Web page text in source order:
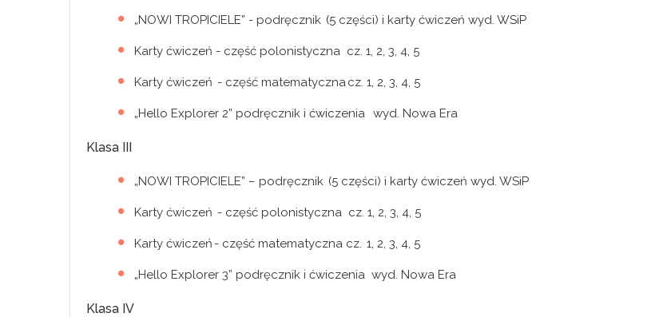
„NOWI TROPICIELE” - podręcznik (5 części) i karty ćwiczeń wyd. WSiP
Karty ćwiczeń - część polonistyczna cz. 1, 2, 3, 4, 5
Karty ćwiczeń - część matematyczna cz. 1, 2, 3, 4, 5
„Hello Explorer 2” podręcznik i ćwiczenia wyd. Nowa Era
Klasa III
„NOWI TROPICIELE” – podręcznik (5 części) i karty ćwiczeń wyd. WSiP
Karty ćwiczeń - część polonistyczna cz. 1, 2, 3, 4, 5
Karty ćwiczeń - część matematyczna cz. 1, 2, 3, 4, 5
„Hello Explorer 3” podręcznik i ćwiczenia wyd. Nowa Era
Klasa IV